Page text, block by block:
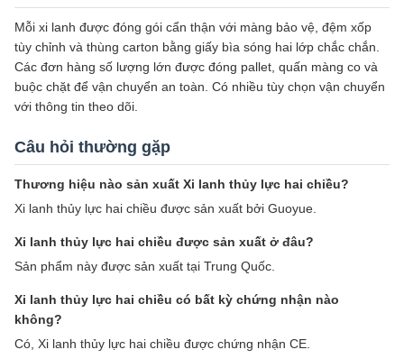
Mỗi xi lanh được đóng gói cẩn thận với màng bảo vệ, đệm xốp
tùy chỉnh và thùng carton bằng giấy bìa sóng hai lớp chắc chắn.
Các đơn hàng số lượng lớn được đóng pallet, quấn màng co và
buộc chặt để vận chuyển an toàn. Có nhiều tùy chọn vận chuyển
với thông tin theo dõi.
Câu hỏi thường gặp
Thương hiệu nào sản xuất Xi lanh thủy lực hai chiều?
Xi lanh thủy lực hai chiều được sản xuất bởi Guoyue.
Xi lanh thủy lực hai chiều được sản xuất ở đâu?
Sản phẩm này được sản xuất tại Trung Quốc.
Xi lanh thủy lực hai chiều có bất kỳ chứng nhận nào
không?
Có, Xi lanh thủy lực hai chiều được chứng nhận CE.